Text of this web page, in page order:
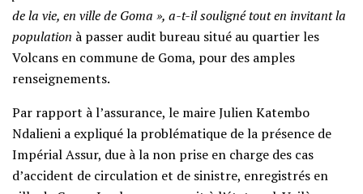
de la vie, en ville de Goma », a-t-il souligné tout en invitant la
population à passer audit bureau situé au quartier les
Volcans en commune de Goma, pour des amples
renseignements.
Par rapport à l’assurance, le maire Julien Katembo
Ndalieni a expliqué la problématique de la présence de
Impérial Assur, due à la non prise en charge des cas
d’accident de circulation et de sinistre, enregistrés en